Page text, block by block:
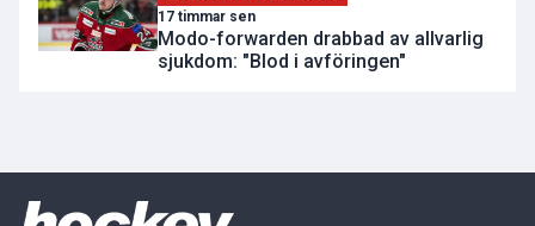
17 timmar sen
Modo-forwarden drabbad av allvarlig
sjukdom: "Blod i avföringen"